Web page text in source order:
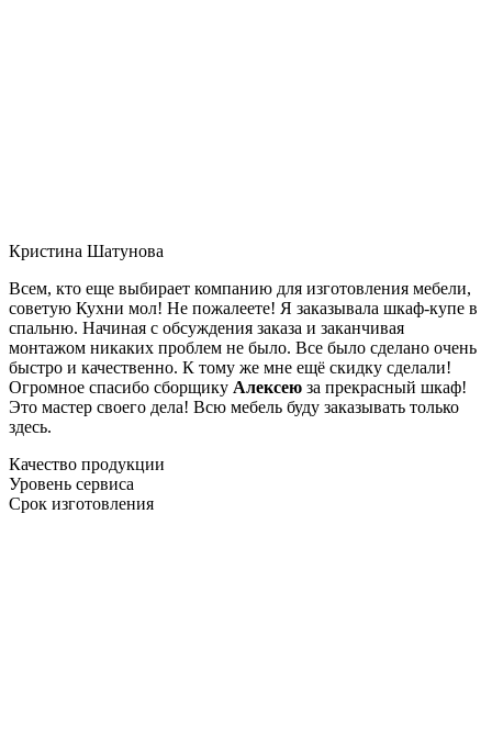
Кристина Шатунова
Всем, кто еще выбирает компанию для изготовления мебели,
советую Кухни мол! Не пожалеете! Я заказывала шкаф-купе в
спальню. Начиная с обсуждения заказа и заканчивая
монтажом никаких проблем не было. Все было сделано очень
быстро и качественно. К тому же мне ещё скидку сделали!
Огромное спасибо сборщику Алексею за прекрасный шкаф!
Это мастер своего дела! Всю мебель буду заказывать только
здесь.
Качество продукции
Уровень сервиса
Срок изготовления